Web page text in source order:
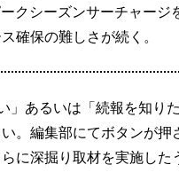
クシーズンサーチャー
確保の難しさが続く。
」あるいは「続報を知り
。編集部にてボタンが押
に深掘り取材を実施し